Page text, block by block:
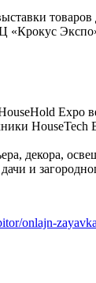
«Крокус
Expo
HouseTech
декора,
и
onlajn-